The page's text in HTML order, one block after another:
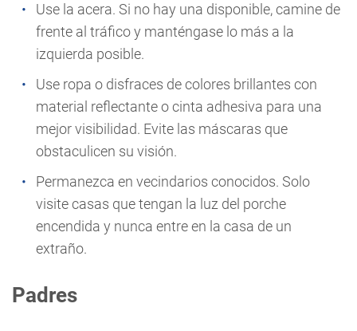
Use la acera. Si no hay una disponible, camine de
frente al tráfico y manténgase lo más a la
izquierda posible.
Use ropa o disfraces de colores brillantes con
material reflectante o cinta adhesiva para una
mejor visibilidad. Evite las máscaras que
obstaculicen su visión.
Permanezca en vecindarios conocidos. Solo
visite casas que tengan la luz del porche
encendida y nunca entre en la casa de un
extraño.
Padres